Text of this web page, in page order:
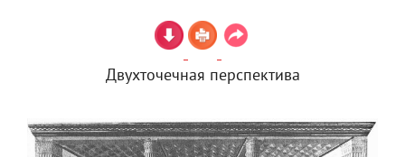
Двухточечная перспектива